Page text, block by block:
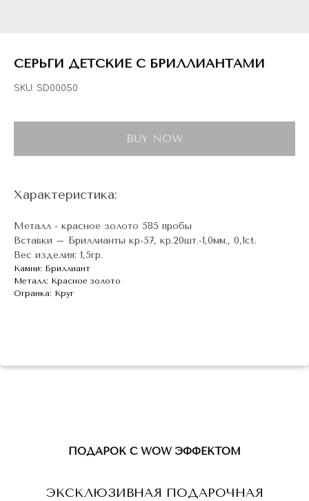
СЕРЬГИ ДЕТСКИЕ С БРИЛЛИАНТАМИ
SKU: SD00050
BUY NOW
Характеристика:
Металл - красное золото 585 пробы
Вставки – Бриллианты кр-57, кр.20шт.-1,0мм., 0,1ct.
Вес изделия: 1,5гр.
Камни: Бриллиант
Металл: Красное золото
Огранка: Круг
ЭКСКЛЮЗИВНАЯ ПОДАРОЧНАЯ
ПОДАРОК С WOW ЭФФЕКТОМ